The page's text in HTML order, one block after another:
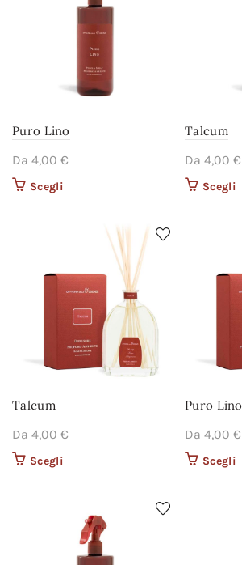
Puro Lino
Da 4,00 €
Scegli
nella pagina del
Talcum
Da 4,00 €
Scegli
Talcum
Da 4,00 €
Scegli
nella pagina del
prodotto
Puro Lino
Da 4,00 €
Scegli